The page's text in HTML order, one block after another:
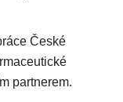
České
partnerem.